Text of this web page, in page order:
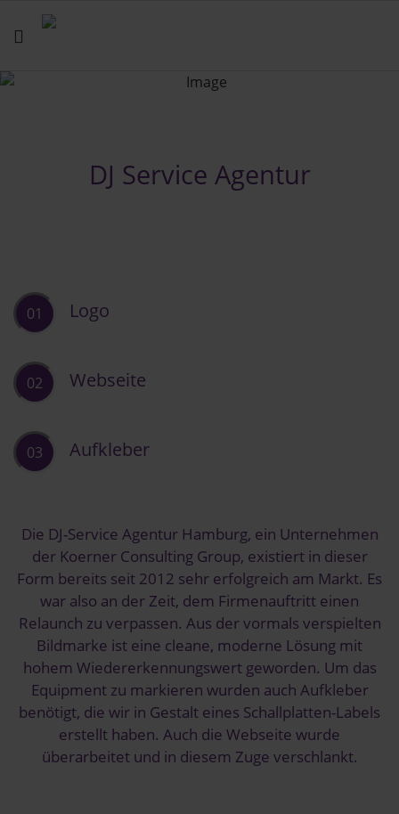
DJ Service Agentur
01 Logo
02 Webseite
03 Aufkleber
Die DJ-Service Agentur Hamburg, ein Unternehmen
der Koerner Consulting Group, existiert in dieser
Form bereits seit 2012 sehr erfolgreich am Markt. Es
war also an der Zeit, dem Firmenauftritt einen
Relaunch zu verpassen. Aus der vormals verspielten
Bildmarke ist eine cleane, moderne Lösung mit
hohem Wiedererkennungswert geworden. Um das
Equipment zu markieren wurden auch Aufkleber
benötigt, die wir in Gestalt eines Schallplatten-Labels
erstellt haben. Auch die Webseite wurde
überarbeitet und in diesem Zuge verschlankt.